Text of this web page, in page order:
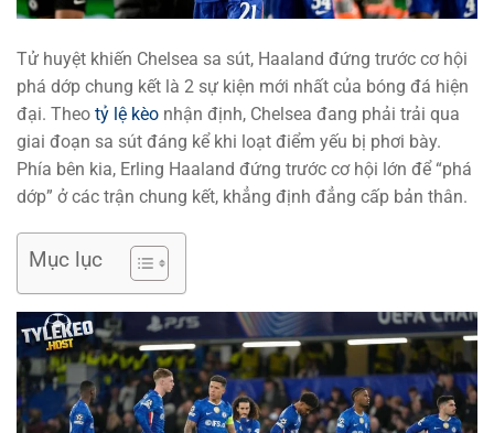
Tử huyệt khiến Chelsea sa sút, Haaland đứng trước cơ hội
phá dớp chung kết là 2 sự kiện mới nhất của bóng đá hiện
đại. Theo tỷ lệ kèo nhận định, Chelsea đang phải trải qua
giai đoạn sa sút đáng kể khi loạt điểm yếu bị phơi bày.
Phía bên kia, Erling Haaland đứng trước cơ hội lớn để “phá
dớp” ở các trận chung kết, khẳng định đẳng cấp bản thân.
Mục lục